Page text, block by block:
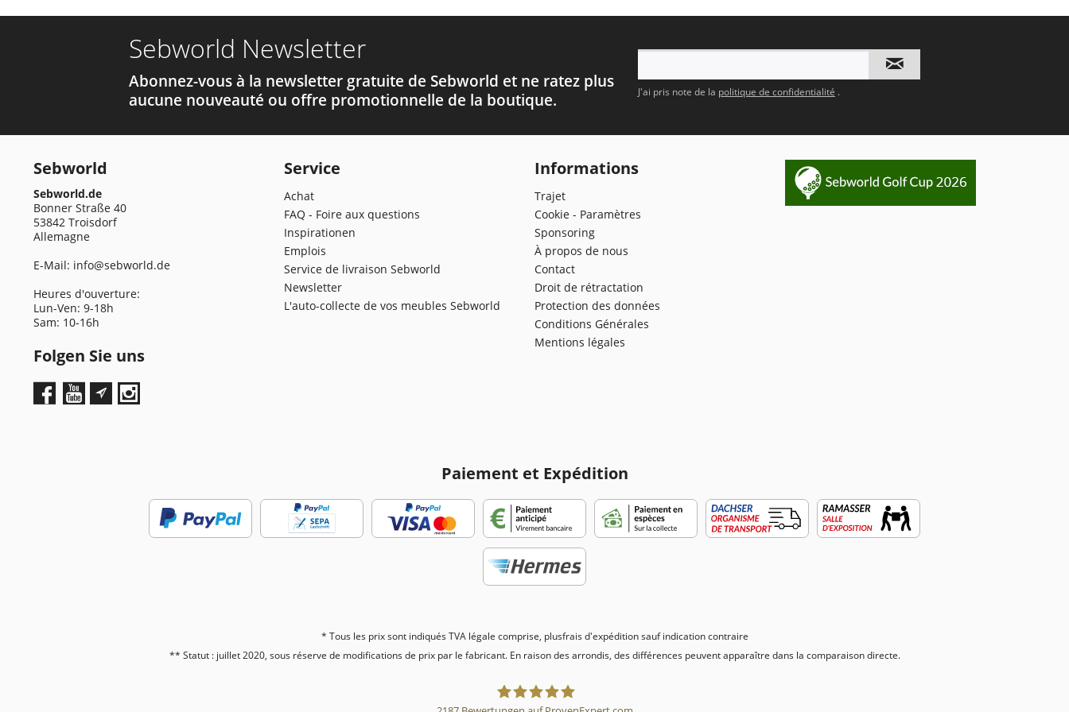
mat
Sebworld Newsletter
Abonnez-vous à la newsletter gratuite de Sebworld et ne ratez plus
aucune nouveauté ou offre promotionnelle de la boutique.
J'ai pris note de la politique de confidentialité .
Sebworld
Sebworld.de
Bonner Straße 40
53842 Troisdorf
Allemagne
E-Mail: info@sebworld.de
Heures d'ouverture:
Lun-Ven: 9-18h
Sam: 10-16h
Folgen Sie uns
Service
Achat
FAQ - Foire aux questions
Inspirationen
Emplois
Service de livraison Sebworld
Newsletter
L'auto-collecte de vos meubles Sebworld
Informations
Trajet
Cookie - Paramètres
Sponsoring
À propos de nous
Contact
Droit de rétractation
Protection des données
Conditions Générales
Mentions légales
Paiement et Expédition
* Tous les prix sont indiqués TVA légale comprise, plusfrais d'expéditionsauf indication contraire
** Statut : juillet 2020, sous réserve de modifications de prix par le fabricant. En raison des arrondis, des différences peuvent apparaître dans la comparaison directe.